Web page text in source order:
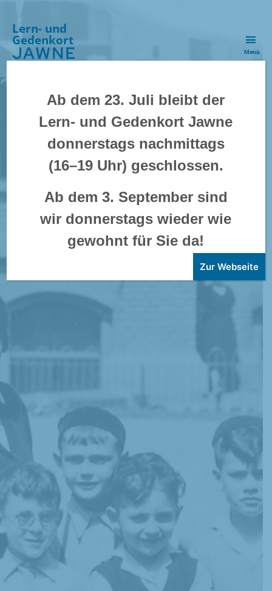
Lern- und
Gedenkort
JAWNE Menü
Ab dem 23. Juli bleibt der
Lern- und Gedenkort Jawne
donnerstags nachmittags
(16–19 Uhr) geschlossen.
Ab dem 3. September sind
wir donnerstags wieder wie
gewohnt für Sie da!
Zur Webseite